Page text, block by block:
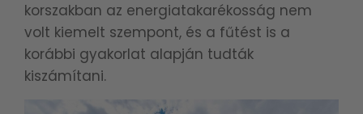
korszakban az energiatakarékosság nem
volt kiemelt szempont, és a fűtést is a
korábbi gyakorlat alapján tudták
kiszámítani.